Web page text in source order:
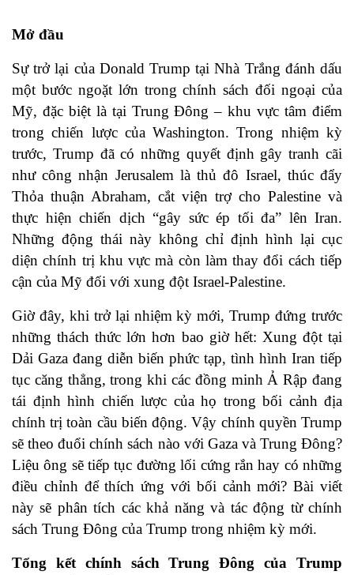
Mở đầu
Sự trở lại của Donald Trump tại Nhà Trắng đánh dấu
một bước ngoặt lớn trong chính sách đối ngoại của
Mỹ, đặc biệt là tại Trung Đông – khu vực tâm điểm
trong chiến lược của Washington. Trong nhiệm kỳ
trước, Trump đã có những quyết định gây tranh cãi
như công nhận Jerusalem là thủ đô Israel, thúc đẩy
Thỏa thuận Abraham, cắt viện trợ cho Palestine và
thực hiện chiến dịch “gây sức ép tối đa” lên Iran.
Những động thái này không chỉ định hình lại cục
diện chính trị khu vực mà còn làm thay đổi cách tiếp
cận của Mỹ đối với xung đột Israel-Palestine.
Giờ đây, khi trở lại nhiệm kỳ mới, Trump đứng trước
những thách thức lớn hơn bao giờ hết: Xung đột tại
Dải Gaza đang diễn biến phức tạp, tình hình Iran tiếp
tục căng thẳng, trong khi các đồng minh Ả Rập đang
tái định hình chiến lược của họ trong bối cảnh địa
chính trị toàn cầu biến động. Vậy chính quyền Trump
sẽ theo đuổi chính sách nào với Gaza và Trung Đông?
Liệu ông sẽ tiếp tục đường lối cứng rắn hay có những
điều chỉnh để thích ứng với bối cảnh mới? Bài viết
này sẽ phân tích các khả năng và tác động từ chính
sách Trung Đông của Trump trong nhiệm kỳ mới.
Tổng kết chính sách Trung Đông của Trump